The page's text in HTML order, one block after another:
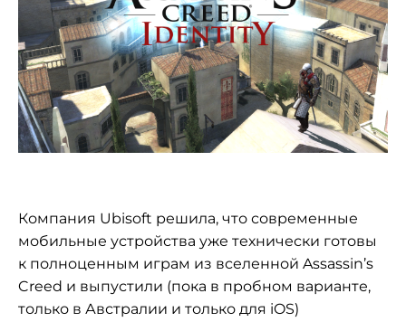
Компания Ubisoft решила, что современные
мобильные устройства уже технически готовы
к полноценным играм из вселенной Assassin’s
Creed и выпустили (пока в пробном варианте,
только в Австралии и только для iOS)